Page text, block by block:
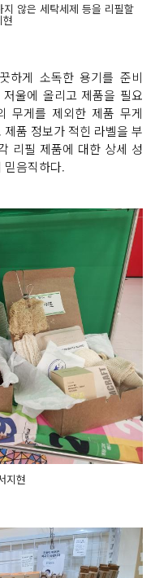
않은 세탁세제 등을 리필할
하게 소독한 용기를 준비
울에 올리고 제품을 필요
무게를 제외한 제품 무게
품 정보가 적힌 라벨을 부
리필 제품에 대한 상세 성
믿음직하다.
지현